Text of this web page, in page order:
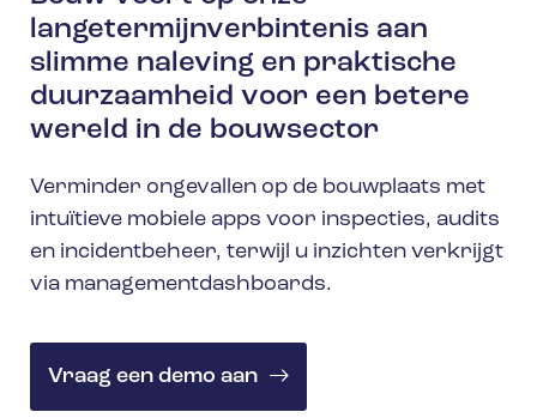
langetermijnverbintenis aan
slimme naleving en praktische
duurzaamheid voor een betere
wereld in de bouwsector
Verminder ongevallen op de bouwplaats met
intuïtieve mobiele apps voor inspecties, audits
en incidentbeheer, terwijl u inzichten verkrijgt
via managementdashboards.
Vraag een demo aan